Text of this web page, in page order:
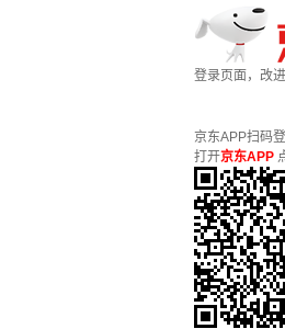
登录页面，改
京东APP扫码
打开京东APP